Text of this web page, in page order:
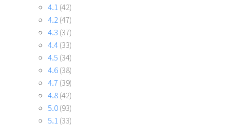
4.1 (42)
4.2 (47)
4.3 (37)
4.4(33)
4.5 (34)
4.6(38)
4.7 (39)
4.8(42)
5.0(93)
5.1 (33)